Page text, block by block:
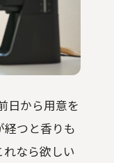
日から用意を
経つと香りも
なら欲しい